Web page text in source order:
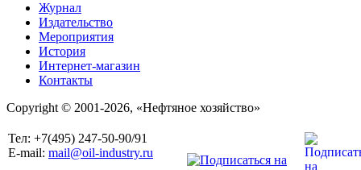
Журнал
Издательство
Мероприятия
История
Интернет-магазин
Контакты
Copyright © 2001-2026, «Нефтяное хозяйство»
Тел: +7(495) 247-50-90/91
E-mail: mail@oil-industry.ru